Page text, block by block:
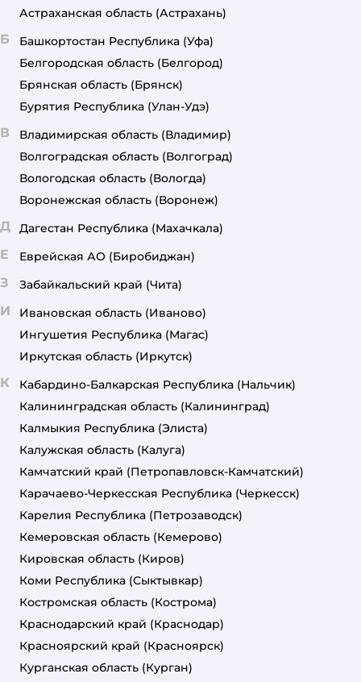
Астраханская область (Астрахань)
Б Башкортостан Республика (Уфа)
Белгородская область (Белгород)
Брянская область (Брянск)
Бурятия Республика (Улан-Удэ)
В Владимирская область (Владимир)
Волгоградская область (Волгоград)
Вологодская область (Вологда)
Воронежская область (Воронеж)
Д Дагестан Республика (Махачкала)
Е Еврейская АО (Биробиджан)
З Забайкальский край (Чита)
И Ивановская область (Иваново)
Ингушетия Республика (Магас)
Иркутская область (Иркутск)
К Кабардино-Балкарская Республика (Нальчик)
Калининградская область (Калининград)
Калмыкия Республика (Элиста)
Калужская область (Калуга)
Камчатский край (Петропавловск-Камчатский)
Карачаево-Черкесская Республика (Черкесск)
Карелия Республика (Петрозаводск)
Кемеровская область (Кемерово)
Кировская область (Киров)
Коми Республика (Сыктывкар)
Костромская область (Кострома)
Краснодарский край (Краснодар)
Красноярский край (Красноярск)
Курганская область (Курган)